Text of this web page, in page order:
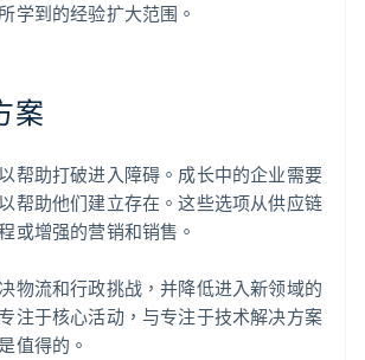
学到的经验扩大范围。
案
帮助打破进入障碍。成长中的企业需要
帮助他们建立存在。这些选项从供应链
或增强的营销和销售。
物流和行政挑战，并降低进入新领域的
注于核心活动，与专注于技术解决方案
值得的。